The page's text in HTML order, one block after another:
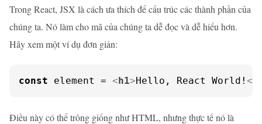
Trong React, JSX là cách ưa thích để cấu trúc các thành phần của
chúng ta. Nó làm cho mã của chúng ta dễ đọc và dễ hiểu hơn.
Hãy xem một ví dụ đơn giản:
const element = <h1>Hello, React World! </
Điều này có thể trông giống như HTML, nhưng thực tế nó là